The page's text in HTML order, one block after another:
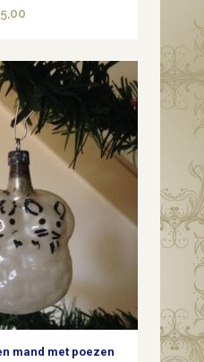
mand met poezen